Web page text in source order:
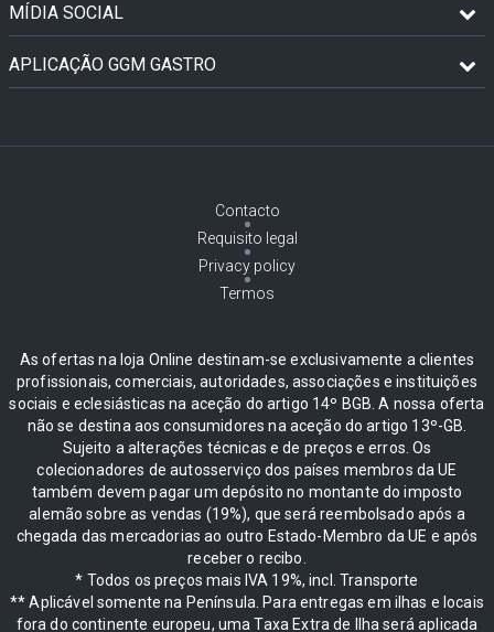
MÍDIA SOCIAL
APLICAÇÃO GGM GASTRO
Contacto
Requisito legal
Privacy policy
Termos
As ofertas na loja Online destinam-se exclusivamente a clientes
profissionais, comerciais, autoridades, associações e instituições
sociais e eclesiásticas na aceção do artigo 14º BGB. A nossa oferta
não se destina aos consumidores na aceção do artigo 13º-GB.
Sujeito a alterações técnicas e de preços e erros. Os
colecionadores de autosserviço dos países membros da UE
também devem pagar um depósito no montante do imposto
alemão sobre as vendas (19%), que será reembolsado após a
chegada das mercadorias ao outro Estado-Membro da UE e após
receber o recibo.
* Todos os preços mais IVA 19%, incl. Transporte
** Aplicável somente na Península. Para entregas em ilhas e locais
fora do continente europeu, uma Taxa Extra de Ilha será aplicada